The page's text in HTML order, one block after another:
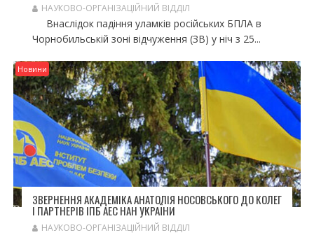
НАУКОВО-ОРГАНІЗАЦІЙНИЙ ВІДДІЛ
Внаслідок падіння уламків російських БПЛА в
Чорнобильській зоні відчуження (ЗВ) у ніч з 25...
Новини
ЗВЕРНЕННЯ АКАДЕМІКА АНАТОЛІЯ НОСОВСЬКОГО ДО КОЛЕГ
І ПАРТНЕРІВ ІПБ АЕС НАН УКРАЇНИ
НАУКОВО-ОРГАНІЗАЦІЙНИЙ ВІДДІЛ